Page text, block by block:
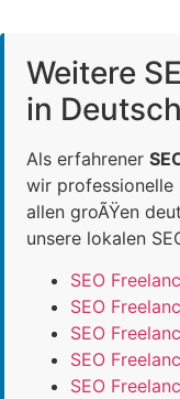
Weitere
in
Als erfahrener
wir professionelle
allen groÃŸen
unsere lokalen
SEO
SEO
SEO
SEO
SEO